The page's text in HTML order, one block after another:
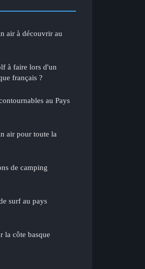
air à découvrir au
à faire lors d'un
français ?
au Pays
air pour toute la
de camping
surf au pays
la côte basque